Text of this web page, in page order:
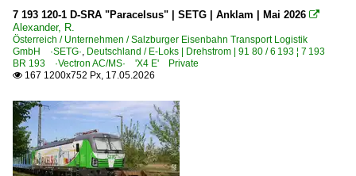
590 (Halle–) Sangerhausen – Sömmerda – Erfurt bisher
590 Halle – Nordhausen – Eichenberg (–Kassel) ·Halle-
610 (Kassel–) Guntershausen – Bebra – Fulda
630 (Kassel–) Gießen – Friedberg – Frankfurt ·Main-
640 Frankfurt – Maintal – Hanau – Aschaffenburg
7 193 120-1 D-SRA "Paracelsus" | SETG | Anklam | Mai 2026 
Alexander, R.
Österreich / Unternehmen / Salzburger Eisenbahn Transport Logistik
GmbH ·SETG·, Deutschland / E-Loks | Drehstrom | 91 80 / 6 193 ¦ 7 193
BR 193 ·Vectron AC/MS· 'X4 E' Private
 167 1200x752 Px, 17.05.2026